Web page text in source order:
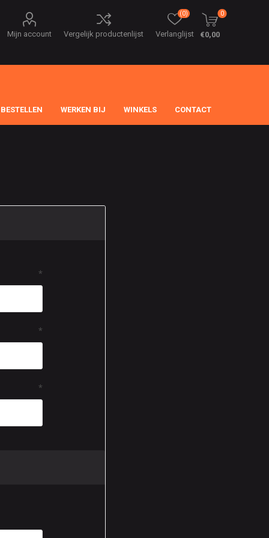
Mijn account Vergelijk productenlijst Verlanglijst
(0) 0
€0,00
WERKEN BIJ WINKELS CONTACT
*
*
*